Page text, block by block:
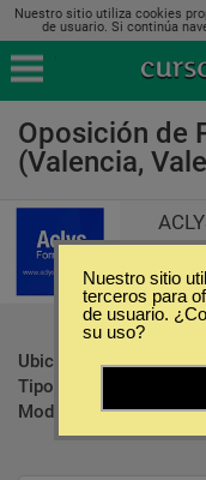
Nuestro sitio utiliza cookies
de usuario. Si continúa
Oposición de
(Valencia,
Ubicación:
Tipo:
Modalidad:
Nuestro sitio
terceros para
de usuario.
su uso?